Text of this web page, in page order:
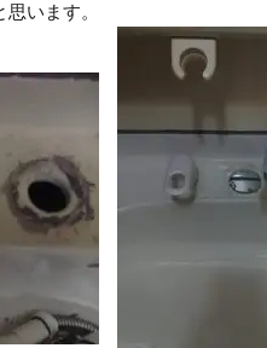
います。